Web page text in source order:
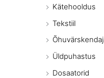
Kätehooldus
Tekstiil
Üldpuhastus
Dosaatorid